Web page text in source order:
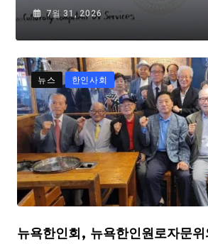
7월 31, 2026
뉴스 한인사회
뉴욕한인회, 뉴욕한인원로자문위